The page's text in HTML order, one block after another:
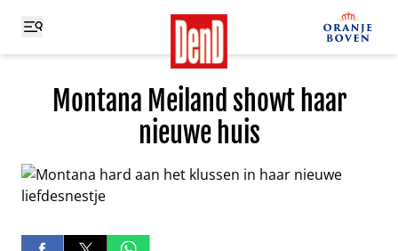
Montana Meiland showt haar
nieuwe huis